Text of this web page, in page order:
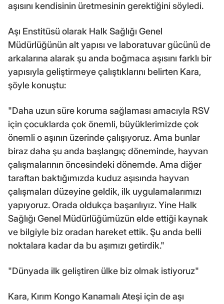
aşısını kendisinin üretmesinin gerektiğini söyledi.
Aşı Enstitüsü olarak Halk Sağlığı Genel
Müdürlüğünün alt yapısı ve laboratuvar gücünü de
arkalarına alarak şu anda boğmaca aşısını farklı bir
yapısıyla geliştirmeye çalıştıklarını belirten Kara,
şöyle konuştu:
"Daha uzun süre koruma sağlaması amacıyla RSV
için çocuklarda çok önemli, büyüklerimizde çok
önemli o aşının üzerinde çalışıyoruz. Ama bunlar
biraz daha şu anda başlangıç döneminde, hayvan
çalışmalarının öncesindeki dönemde. Ama diğer
taraftan baktığımızda kuduz aşısında hayvan
çalışmaları düzeyine geldik, ilk uygulamalarımızı
yapıyoruz. Orada oldukça başarılıyız. Yine Halk
Sağlığı Genel Müdürlüğümüzün elde ettiği kaynak
ve bilgiyle biz oradan hareket ettik. Şu anda belli
noktalara kadar da bu aşımızı getirdik."
"Dünyada ilk geliştiren ülke biz olmak istiyoruz"
Kara, Kırım Kongo Kanamalı Ateşi için de aşı